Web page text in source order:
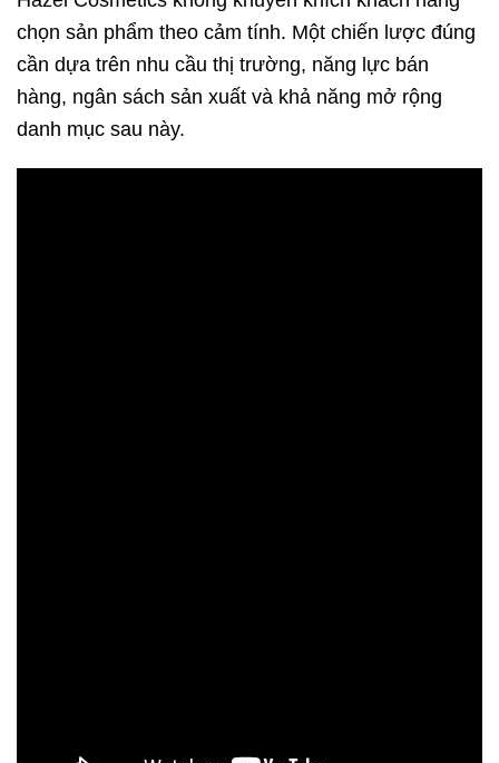
chọn sản phẩm theo cảm tính. Một chiến lược đúng
cần dựa trên nhu cầu thị trường, năng lực bán
hàng, ngân sách sản xuất và khả năng mở rộng
danh mục sau này.